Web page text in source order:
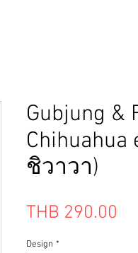
Gubjung &
ชิวาวา)
THB 290.00
Design *